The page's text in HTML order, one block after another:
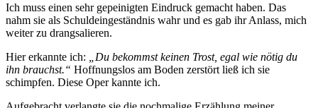
Ich muss einen sehr gepeinigten Eindruck gemacht haben. Das
nahm sie als Schuldeingeständnis wahr und es gab ihr Anlass, mich
weiter zu drangsalieren.
Hier erkannte ich:
„Du bekommst keinen Trost, egal wie nötig du
ihn brauchst.“ Hoffnungslos am Boden zerstört ließ ich sie
schimpfen. Diese Oper kannte ich.